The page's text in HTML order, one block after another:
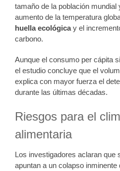
tamaño de la población
aumento de la temperatura
huella ecológicay el
carbono.
Aunque el consumo per cápita
el estudio concluye que el
explica con mayor fuerza el
durante las últimas décadas.
Riesgos para el
alimentaria
Los investigadores aclaran que
apuntan a un colapso